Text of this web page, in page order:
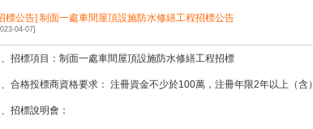
標公告] 制面一處車間屋頂設施防水修繕工程招標公告
04-07]
招標項目：制面一處車間屋頂設施防水修繕工程招標
合格投標商資格要求： 注冊資金不少於100萬，注冊年限2年以上（含）
招標說明會：